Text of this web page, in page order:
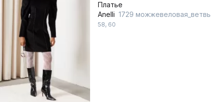
Платье
Anelli 1729 можжевеловая_ветвь
58, 60